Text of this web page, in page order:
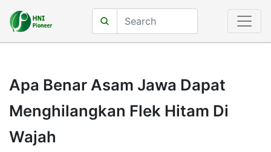
Apa Benar Asam Jawa Dapat
Menghilangkan Flek Hitam Di
Wajah